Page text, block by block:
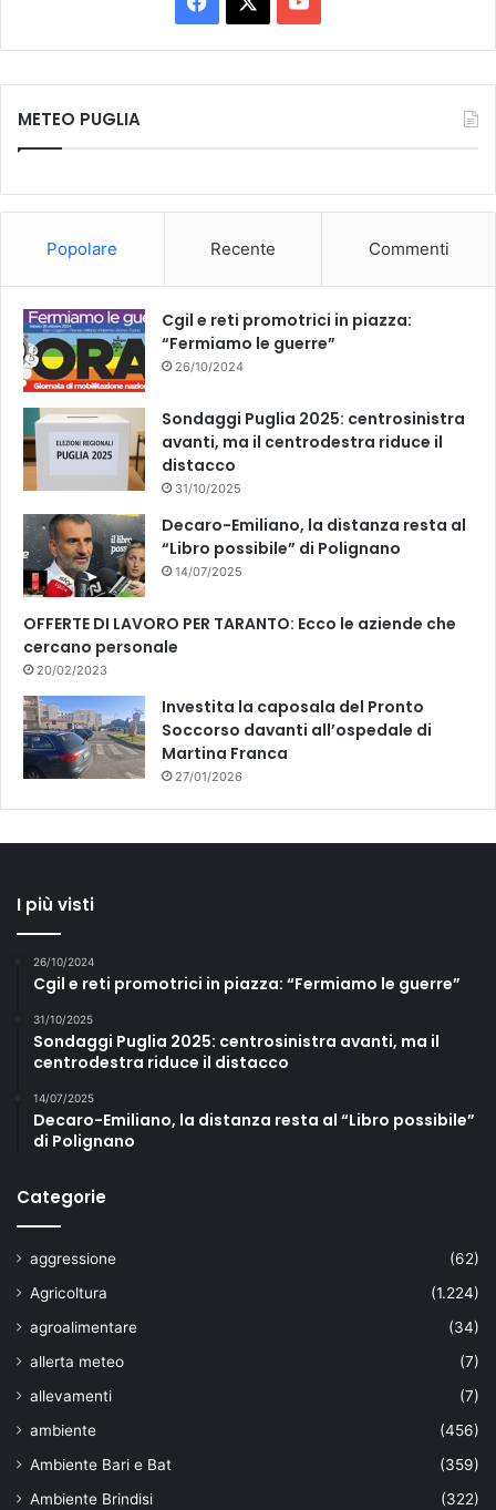
a
c
k
o
u
METEO PUGLIA
Popolare Recente Commenti
Cgil e reti promotrici in piazza:
“Fermiamo le guerre”
26/10/2024
Sondaggi Puglia 2025: centrosinistra
avanti, ma il centrodestra riduce il
distacco
31/10/2025
Decaro-Emiliano, la distanza resta al
“Libro possibile” di Polignano
14/07/2025
OFFERTE DI LAVORO PER TARANTO: Ecco le aziende che
cercano personale
20/02/2023
Investita la caposala del Pronto
Soccorso davanti all’ospedale di
Martina Franca
27/01/2026
I più visti
26/10/2024
Cgil e reti promotrici in piazza: “Fermiamo le guerre”
31/10/2025
Sondaggi Puglia 2025: centrosinistra avanti, ma il
centrodestra riduce il distacco
14/07/2025
Decaro-Emiliano, la distanza resta al “Libro possibile”
di Polignano
Categorie
aggressione
(62)
Agricoltura
(1.224)
agroalimentare
(34)
allerta meteo
(7)
allevamenti
(7)
ambiente
(456)
Ambiente Bari e Bat
(359)
Ambiente Brindisi
(322)